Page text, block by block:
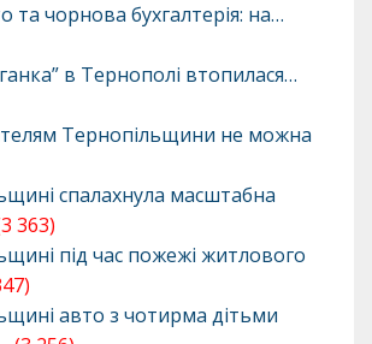
та чорнова бухгалтерія: на…
в Тернополі втопилася…
Тернопільщини не можна
спалахнула масштабна
363)
під час пожежі житлового
авто з чотирма дітьми